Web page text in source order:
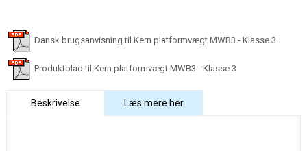
Dansk brugsanvisning til Kern platformvægt MWB3 - Klasse 3
Produktblad til Kern platformvægt MWB3 - Klasse 3
Beskrivelse Læs mere her